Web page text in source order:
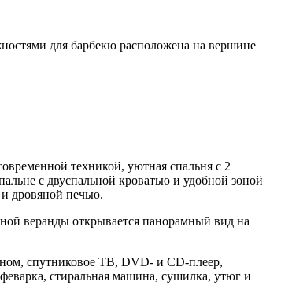
для барбекю расположена на вершине
техникой, уютная спальня с 2
с двуспальной кроватью и удобной зоной
дровяной печью.
веранды открывается панорамный вид на
спутниковое ТВ, DVD- и CD-плеер,
стиральная машина, сушилка, утюг и